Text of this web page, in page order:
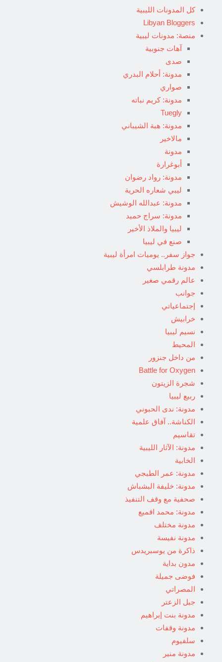
كل المدونات الليبية
Libyan Bloggers
منصة: مدونات ليبية
آهات جنوبية
صدى
مدونة: أحلام البدري
صواري
مدونة: كريم نباته
Tuegly
مدونة: هبة الشيباني
مالاخير
مدونة
أبوغرارة
مدونة: رواد رضوان
ليبي شعاره الحرية
مدونة: عبدالله الوشيش
مدونة: سراج حميد
ليبيا والملاذ الأخير
صنع في ليبيا
جواز سفر.. يوميات امرأة ليبية
مدونة طرابلسي
عالم رقمي صغير
جوانب
إجتماعياتي
خرابيش
نسيم ليبيا
المحيط
من داخل جنزور
Battle for Oxygen
شجرة الزيتون
ربيع ليبيا
مدونة: ندى الحبوني
الكناشة.. آفاق علمية
تقاسيم
مدونة: الآثار الليبية
الخابية
مدونة: عمر الطبجي
مدونة: خليفة البشباش
صحفية مع وقف التنفيذ
مدونة: محمد اقميع
مدونة مختلف
مدونة نفيسة
ذاكرة من يوسبريدس
مدون بداية
فوضى جميلة
المصراتي
جبل الزعتر
مدونة بنت إبراهيم
مدونة وقفات
سلفيوم
مدونة منير